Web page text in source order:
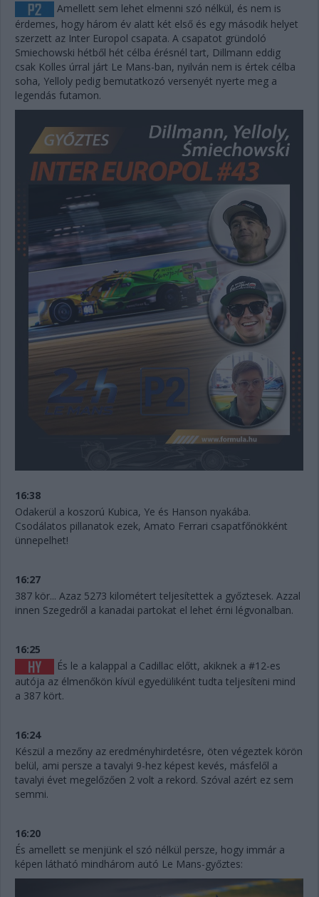
Amellett sem lehet elmenni szó nélkül, és nem is
érdemes, hogy három év alatt két első és egy második helyet
szerzett az Inter Europol csapata. A csapatot gründoló
Smiechowski hétből hét célba érésnél tart, Dillmann eddig
csak Kolles úrral járt Le Mans-ban, nyilván nem is értek célba
soha, Yelloly pedig bemutatkozó versenyét nyerte meg a
legendás futamon.
16:38
Odakerül a koszorú Kubica, Ye és Hanson nyakába.
Csodálatos pillanatok ezek, Amato Ferrari csapatfőnökként
ünnepelhet!
16:27
387 kör... Azaz 5273 kilométert teljesítettek a győztesek. Azzal
innen Szegedről a kanadai partokat el lehet érni légvonalban.
16:25
És le a kalappal a Cadillac előtt, akiknek a #12-es
autója az élmenőkön kívül egyedüliként tudta teljesíteni mind
a 387 kört.
16:24
Készül a mezőny az eredményhirdetésre, öten végeztek körön
belül, ami persze a tavalyi 9-hez képest kevés, másfelől a
tavalyi évet megelőzően 2 volt a rekord. Szóval azért ez sem
semmi.
16:20
És amellett se menjünk el szó nélkül persze, hogy immár a
képen látható mindhárom autó Le Mans-győztes: